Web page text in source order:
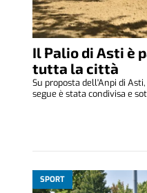
Il Palio di Asti è
tutta la città
Su proposta dell'Anpi di
segue è stata condivisa e
SPORT